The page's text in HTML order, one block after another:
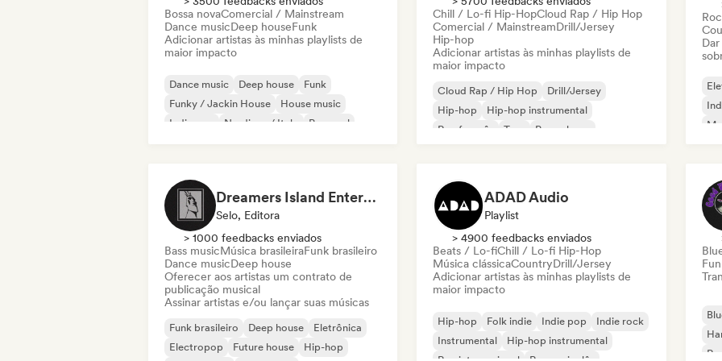
Bossa novaComercial / Mainstream
Dance musicDeep houseFunk
Adicionar artistas às minhas playlists de
maior impacto
Dance music Deep house
Funk
Funky / Jackin House
House music
Indie pop
Nu-disco / Italo Pop soul
Chill / Lo-fi Hip-HopCloud Rap / Hip Hop
Comercial / MainstreamDrill/Jersey
Hip-hop
Adicionar artistas às minhas playlists de
maior impacto
Cloud Rap / Hip Hop
Drill/Jersey
Hip-hop
Hip-hop instrumental
Rap francês
Trap
Pop urbano
Dreamers Island Entertainment
Selo, Editora
> 1000 feedbacks enviados
Bass musicMúsica brasileiraFunk brasileiro
Dance musicDeep house
Oferecer aos artistas um contrato de
publicação musical
Assinar artistas e/ou lançar suas músicas
Funk brasileiro Deep house
Eletrônica
Electropop
Future house
Hip-hop
ADAD Audio
Playlist
> 4900 feedbacks enviados
Beats / Lo-fiChill / Lo-fi Hip-Hop
Música clássicaCountryDrill/Jersey
Adicionar artistas às minhas playlists de
maior impacto
Hip-hop Folk indie Indie pop
Indie rock
Instrumental
Hip-hop instrumental